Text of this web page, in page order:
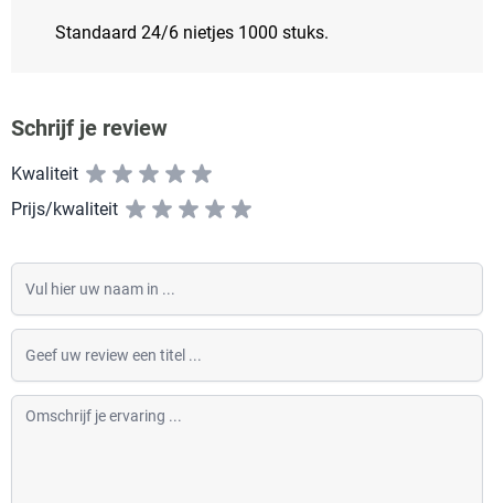
Standaard 24/6 nietjes 1000 stuks.
Schrijf je review
Kwaliteit
Prijs/kwaliteit
Vul hier uw naam in
Geef uw review een titel
Omschrijf je ervaring